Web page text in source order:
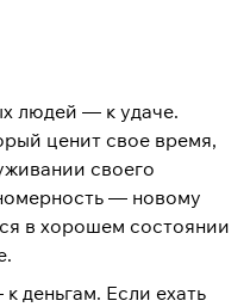
людей — к удаче.
ценит свое время,
своего
— новому
в хорошем состоянии
деньгам. Если ехать